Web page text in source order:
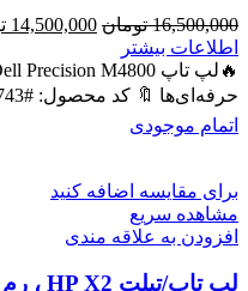
16,500,000 تومان قیمت
بود.
14,500,000
اطلاعات بیشتر
حرفه‌ای‌ها 🔖 کد محصول: #40743 💻 لپ‌تاپ حرفه‌ای با پردازنده
اتمام موجودی
برای مقایسه اضافه کنید
مشاهده سریع
افزودن به علاقه مندی